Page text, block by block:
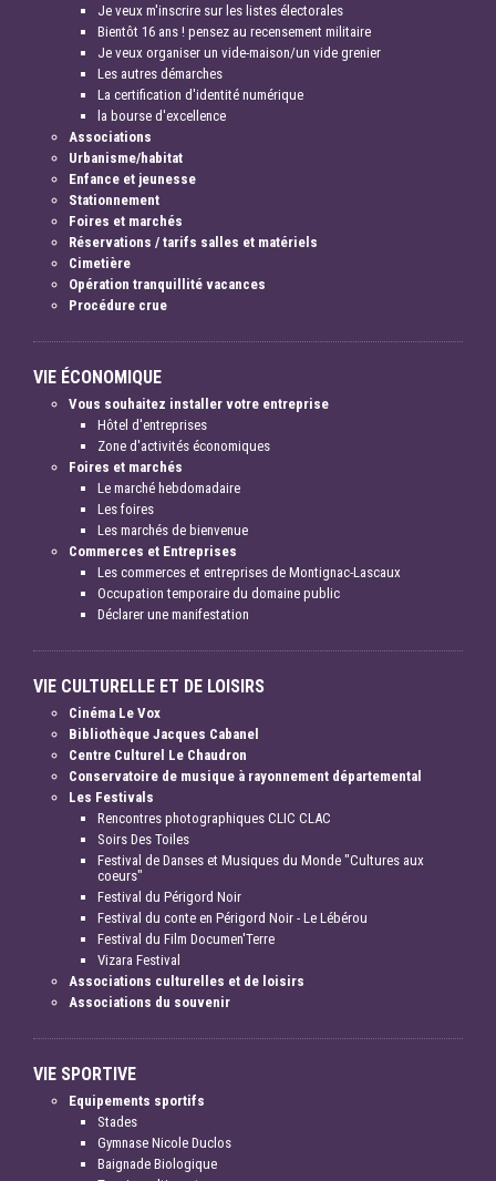
Je veux m'inscrire sur les listes électorales
Bientôt 16 ans ! pensez au recensement militaire
Je veux organiser un vide-maison/un vide grenier
Les autres démarches
La certification d'identité numérique
la bourse d'excellence
Associations
Urbanisme/habitat
Enfance et jeunesse
Stationnement
Foires et marchés
Réservations / tarifs salles et matériels
Cimetière
Opération tranquillité vacances
Procédure crue
VIE ÉCONOMIQUE
Vous souhaitez installer votre entreprise
Hôtel d'entreprises
Zone d'activités économiques
Foires et marchés
Le marché hebdomadaire
Les foires
Les marchés de bienvenue
Commerces et Entreprises
Les commerces et entreprises de Montignac-Lascaux
Occupation temporaire du domaine public
Déclarer une manifestation
VIE CULTURELLE ET DE LOISIRS
Cinéma Le Vox
Bibliothèque Jacques Cabanel
Centre Culturel Le Chaudron
Conservatoire de musique à rayonnement départemental
Les Festivals
Rencontres photographiques CLIC CLAC
Soirs Des Toiles
Festival de Danses et Musiques du Monde "Cultures aux
coeurs"
Festival du Périgord Noir
Festival du conte en Périgord Noir - Le Lébérou
Festival du Film Documen'Terre
Vizara Festival
Associations culturelles et de loisirs
Associations du souvenir
VIE SPORTIVE
Equipements sportifs
Stades
Gymnase Nicole Duclos
Baignade Biologique